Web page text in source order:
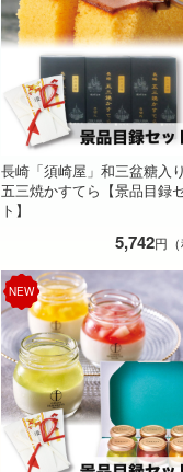
長崎「須崎屋」和三盆糖入
五三焼かすてら【景品目録
ト】
5,742円（
NEW